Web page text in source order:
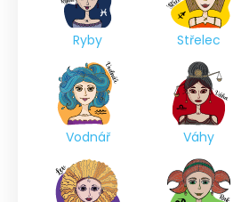
Ryby Střelec
Vodnář Váhy